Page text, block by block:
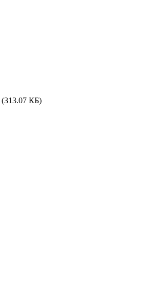
(313.07 КБ)